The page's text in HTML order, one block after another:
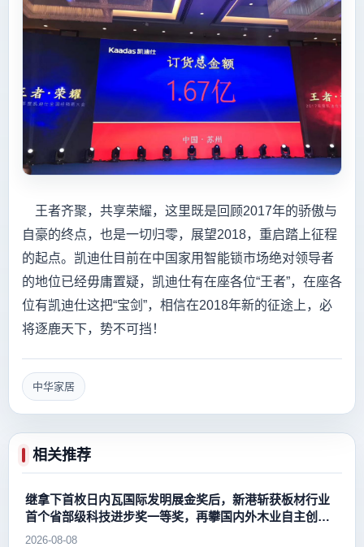
王者齐聚，共享荣耀，这里既是回顾2017年的骄傲与
自豪的终点，也是一切归零，展望2018，重启踏上征程
的起点。凯迪仕目前在中国家用智能锁市场绝对领导者
的地位已经毋庸置疑，凯迪仕有在座各位“王者”，在座各
位有凯迪仕这把“宝剑”，相信在2018年新的征途上，必
将逐鹿天下，势不可挡！
中华家居
相关推荐
继拿下首枚日内瓦国际发明展金奖后，新港斩获板材行业
首个省部级科技进步奖一等奖，再攀国内外木业自主创新
新高峰
2026-08-08